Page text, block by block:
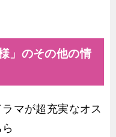
」のその他の情
マが超充実なオス